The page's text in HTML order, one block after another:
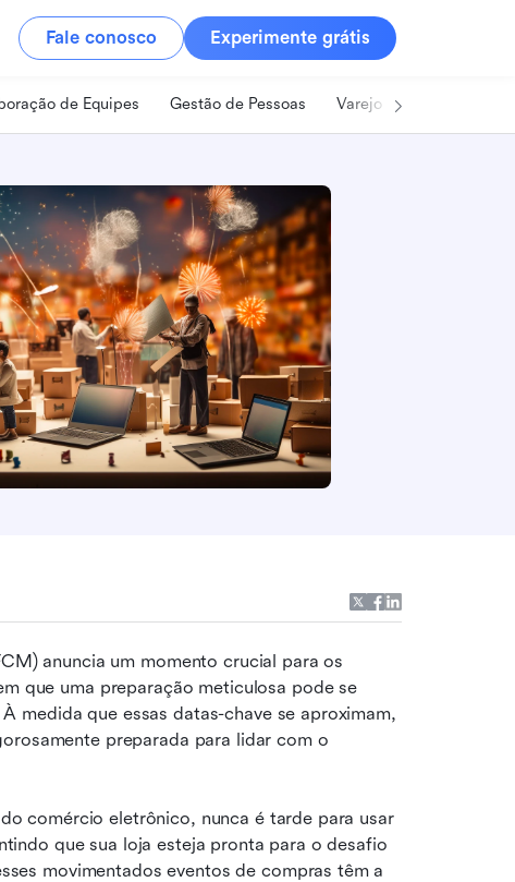
Fale conosco Experimente grátis
de Equipes Gestão de Pessoas Varejo
anuncia um momento crucial para os
que uma preparação meticulosa pode se
medida que essas datas-chave se aproximam,
preparada para lidar com o
comércio eletrônico, nunca é tarde para usar
que sua loja esteja pronta para o desafio
movimentados eventos de compras têm a